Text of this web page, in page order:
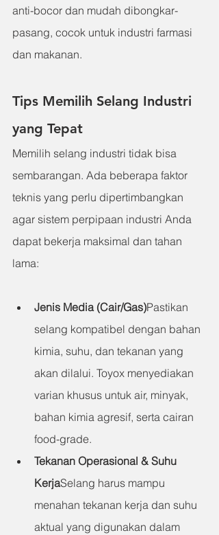
anti-bocor dan mudah dibongkar-
pasang, cocok untuk industri farmasi
dan makanan.
Tips Memilih Selang Industri
yang Tepat
Memilih selang industri tidak bisa
sembarangan. Ada beberapa faktor
teknis yang perlu dipertimbangkan
agar sistem perpipaan industri Anda
dapat bekerja maksimal dan tahan
lama:
Jenis Media (Cair/Gas)Pastikan
selang kompatibel dengan bahan
kimia, suhu, dan tekanan yang
akan dilalui. Toyox menyediakan
varian khusus untuk air, minyak,
bahan kimia agresif, serta cairan
food-grade.
Tekanan Operasional & Suhu
KerjaSelang harus mampu
menahan tekanan kerja dan suhu
aktual yang digunakan dalam